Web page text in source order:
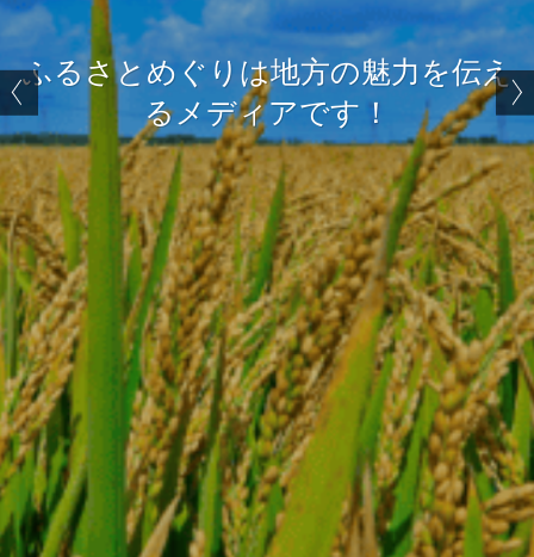
ふるさとめぐりは地方の魅力を伝え
るメディアです！